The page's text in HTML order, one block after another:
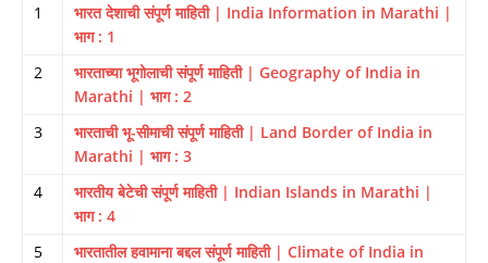
1
भारत देशाची संपूर्ण माहिती | India Information in Marathi |
भाग : 1
2
भारताच्या भूगोलाची संपूर्ण माहिती | Geography of India in
Marathi | भाग : 2
3
भारताची भू-सीमाची संपूर्ण माहिती | Land Border of India in
Marathi | भाग : 3
4
भारतीय बेटेची संपूर्ण माहिती | Indian Islands in Marathi |
भाग : 4
5
भारतातील हवामाना बद्दल संपूर्ण माहिती | Climate of India in